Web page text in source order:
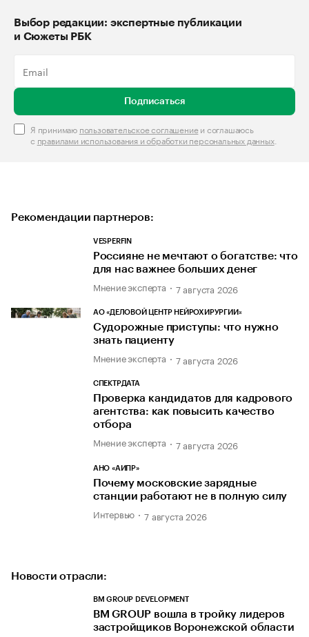
Выбор редакции: экспертные публикации
и Сюжеты РБК
Подписаться
Я принимаю пользовательское соглашениеи соглашаюсь
с правилами использования и обработки персональных данных.
Рекомендации партнеров:
VESPERFIN
Россияне не мечтают о богатстве: что
для нас важнее больших денег
Мнение эксперта 7 августа 2026
АО «ДЕЛОВОЙ ЦЕНТР НЕЙРОХИРУРГИИ»
Судорожные приступы: что нужно
знать пациенту
Мнение эксперта 7 августа 2026
СПЕКТРДАТА
Проверка кандидатов для кадрового
агентства: как повысить качество
отбора
Мнение эксперта 7 августа 2026
АНО «АИПР»
Почему московские зарядные
станции работают не в полную силу
Интервью 7 августа 2026
Новости отрасли:
BM GROUP DEVELOPMENT
BM GROUP вошла в тройку лидеров
застройщиков Воронежской области